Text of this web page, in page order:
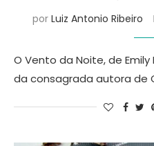
por Luiz Antonio Ribeiro
O Vento da Noite, de
da consagrada autora de